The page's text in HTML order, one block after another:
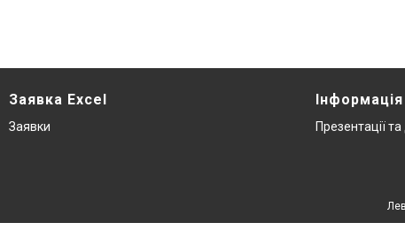
Заявка Excel
Заявки Презентації